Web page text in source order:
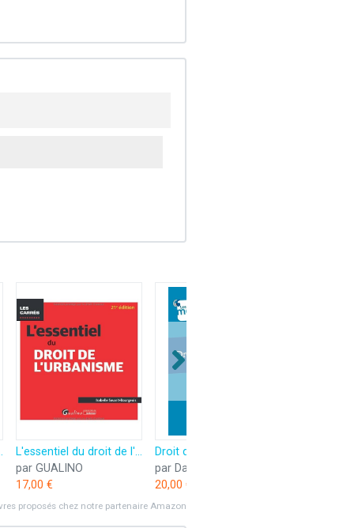
L'essentiel du droit de l'urbanisme
par GUALINO
17,00 €
par Dalloz
20,00 €
proposés chez notre partenaire Amazon